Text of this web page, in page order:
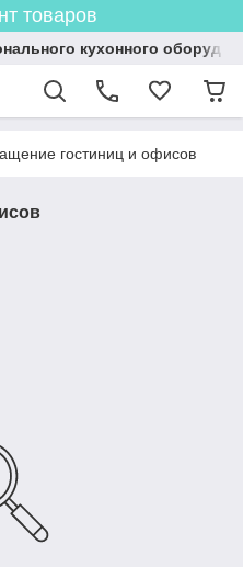
товаров
кухонного
гостиниц и офисов